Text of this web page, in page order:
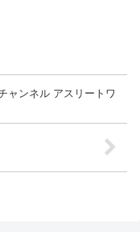
ャンネル アスリートワ